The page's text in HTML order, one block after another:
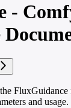
-
and usage.